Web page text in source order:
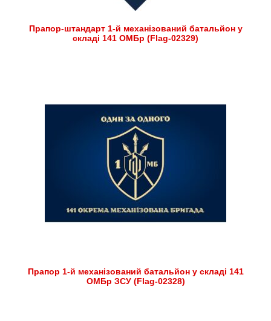
Прапор-штандарт 1-й механізований батальйон у
складі 141 ОМБр (Flag-02329)
Прапор 1-й механізований батальйон у складі 141
ОМБр ЗСУ (Flag-02328)